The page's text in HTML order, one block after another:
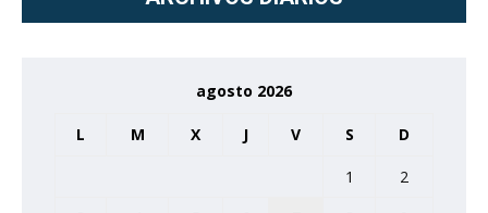
agosto 2026
L M X J V S D
1
2